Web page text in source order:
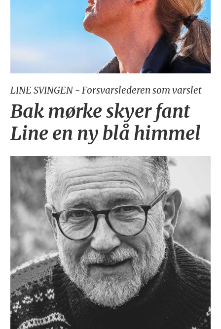
LINE SVINGEN - Forsvarslederen som varslet
Bak mørke skyer fant
Line en ny blå himmel